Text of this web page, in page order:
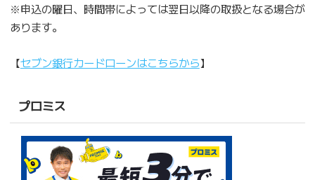
※申込の曜日、時間帯によっては翌日以降の取扱となる場合が
あります。
【セブン銀行カードローンはこちらから】
プロミス